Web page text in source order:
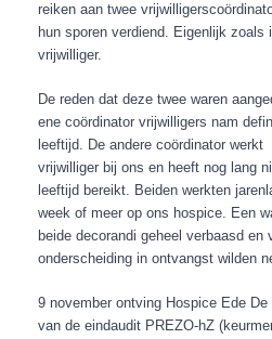
reiken aan twee
hun sporen verdiend. Eigenlijk zoals
vrijwilliger.
De reden dat deze twee waren
ene coördinator vrijwilligers nam
leeftijd. De andere coördinator
vrijwilliger bij ons en heeft nog lang
leeftijd bereikt. Beiden werkten
week of meer op ons hospice. Een
beide decorandi geheel verbaasd en
onderscheiding in ontvangst wilden
9 november ontving Hospice Ede
van de eindaudit PREZO-hZ